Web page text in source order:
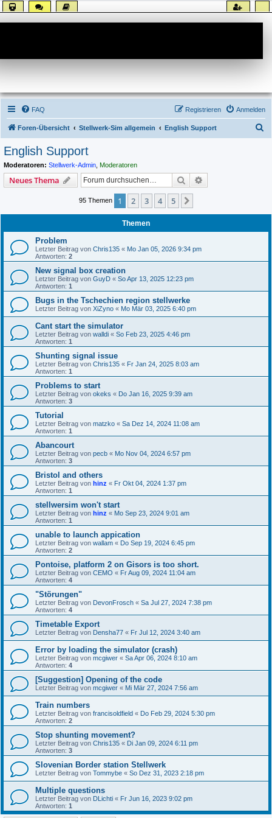
FAQ Anmelden
Registrieren
Foren-Übersicht Stellwerk-Sim allgemein English Support
English Support
Moderatoren: Stellwerk-Admin Moderatoren
Neues Thema Suche
95 Themen 1 2 3 4 5
Themen
Problem
Letzter Beitrag von Chris135 « Mo Jan 05, 2026 9:34 pm
Antworten: 2
New signal box creation
Letzter Beitrag von GuyD « So Apr 13, 2025 12:23 pm
Antworten: 1
Bugs in the Tschechien region stellwerke
Letzter Beitrag von XiZyno « Mo Mär 03, 2025 6:40 pm
Cant start the simulator
Letzter Beitrag von walldi « So Feb 23, 2025 4:46 pm
Antworten: 1
Shunting signal issue
Letzter Beitrag von Chris135 « Fr Jan 24, 2025 8:03 am
Antworten: 1
Problems to start
Letzter Beitrag von okeks « Do Jan 16, 2025 9:39 am
Antworten: 3
Tutorial
Letzter Beitrag von matzko « Sa Dez 14, 2024 11:08 am
Antworten: 1
Abancourt
Letzter Beitrag von pecb « Mo Nov 04, 2024 6:57 pm
Antworten: 3
Bristol and others
Letzter Beitrag von hinz « Fr Okt 04, 2024 1:37 pm
Antworten: 1
stellwersim won't start
Letzter Beitrag von hinz « Mo Sep 23, 2024 9:01 am
Antworten: 1
unable to launch appication
Letzter Beitrag von wallam « Do Sep 19, 2024 6:45 pm
Antworten: 2
Pontoise, platform 2 on Gisors is too short.
Letzter Beitrag von CEMO « Fr Aug 09, 2024 11:04 am
Antworten: 4
"Störungen"
Letzter Beitrag von DevonFrosch « Sa Jul 27, 2024 7:38 pm
Antworten: 4
Timetable Export
Letzter Beitrag von Densha77 « Fr Jul 12, 2024 3:40 am
Error by loading the simulator (crash)
Letzter Beitrag von mcgiwer « Sa Apr 06, 2024 8:10 am
Antworten: 4
[Suggestion] Opening of the code
Letzter Beitrag von mcgiwer « Mi Mär 27, 2024 7:56 am
Train numbers
Letzter Beitrag von francisoldfield « Do Feb 29, 2024 5:30 pm
Antworten: 2
Stop shunting movement?
Letzter Beitrag von Chris135 « Di Jan 09, 2024 6:11 pm
Antworten: 3
Slovenian Border station Stellwerk
Letzter Beitrag von Tommybe « So Dez 31, 2023 2:18 pm
Multiple questions
Letzter Beitrag von DLichti « Fr Jun 16, 2023 9:02 pm
Antworten: 1